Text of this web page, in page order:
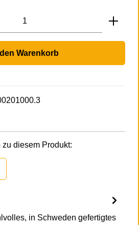
Gib den gewünschten
den Warenkorb
diesem Produkt:
in Schweden gefertigtes